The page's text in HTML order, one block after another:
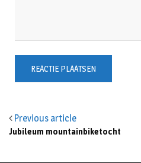
Previous article
Jubileum mountainbiketocht